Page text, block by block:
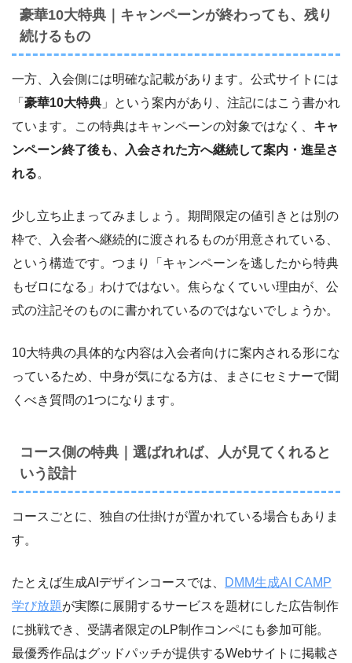
豪華10大特典｜キャンペーンが終わっても、残り
続けるもの
一方、入会側には明確な記載があります。公式サイトには
「 豪華10大特典 」という案内があり、注記にはこう書かれ
ています。この特典はキャンペーンの対象ではなく、 キャ
ンペーン終了後も、入会された方へ継続して案内・進呈さ
れる。
少し立ち止まってみましょう。期間限定の値引きとは別の
枠で、入会者へ継続的に渡されるものが用意されている、
という構造です。つまり「キャンペーンを逃したから特典
もゼロになる」わけではない。焦らなくていい理由が、公
式の注記そのものに書かれているのではないでしょうか。
10大特典の具体的な内容は入会者向けに案内される形にな
っているため、中身が気になる方は、まさにセミナーで聞
くべき質問の1つになります。
コース側の特典｜選ばれれば、人が見てくれると
いう設計
コースごとに、独自の仕掛けが置かれている場合もありま
す。
たとえば生成AIデザインコースでは、
DMM生成AI CAMP
学び放題が実際に展開するサービスを題材にした広告制作
に挑戦でき、受講者限定のLP制作コンペにも参加可能。
最優秀作品はグッドパッチが提供するWebサイトに掲載さ